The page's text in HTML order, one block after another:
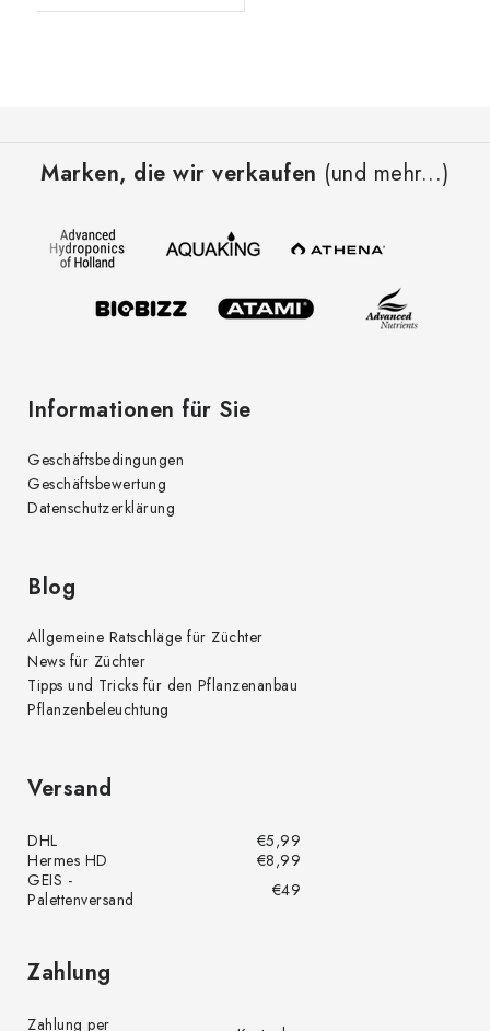
Marken, die wir verkaufen (und mehr...)
Informationen für Sie
Geschäftsbedingungen
Geschäftsbewertung
Datenschutzerklärung
Blog
Allgemeine Ratschläge für Züchter
News für Züchter
Tipps und Tricks für den Pflanzenanbau
Pflanzenbeleuchtung
Versand
DHL
€5,99
Hermes HD
€8,99
GEIS -
Palettenversand
€49
Zahlung
Zahlung per